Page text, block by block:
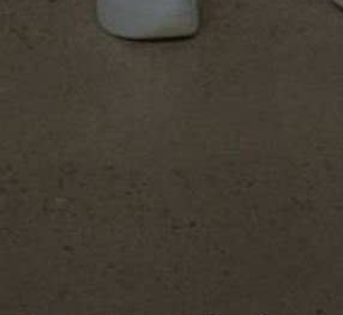
ÁTLÁTHATÓSÁG